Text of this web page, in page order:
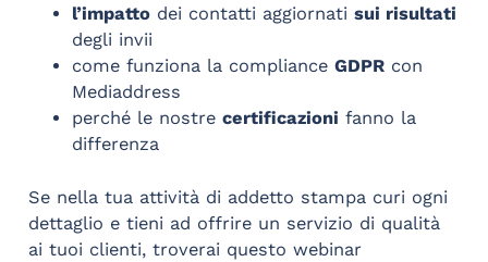
l’impatto dei contatti aggiornatisui risultati
degli invii
come funziona la complianceGDPR con
Mediaddress
perché le nostrecertificazioni fanno la
differenza
Se nella tua attività di addetto stampa curi ogni
dettaglio e tieni ad offrire un servizio di qualità
ai tuoi clienti, troverai questo webinar